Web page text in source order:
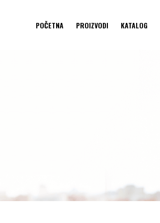
POČETNA PROIZVODI KATALOG